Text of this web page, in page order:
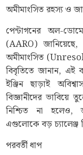
অমীমাংসিত রহস্য ও
পেন্টাগনের অল-
(AARO)
অমীমাংসিত
বিবৃতিতে জানান, এই
ইঞ্জিন ছাড়াই
বিজ্ঞানীদের ভাবিয়ে
নিশ্চিত না হলেও,
এগুলোকে বড় চ্যালেঞ্জ
পরবর্তী ধাপ